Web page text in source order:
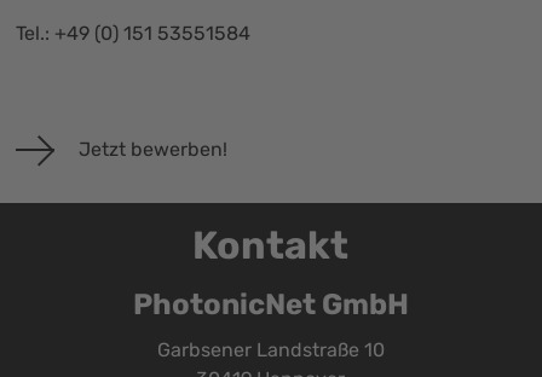
Tel.: +49 (0) 151 53551584
Jetzt bewerben!
Kontakt
PhotonicNet GmbH
Garbsener Landstraße 10